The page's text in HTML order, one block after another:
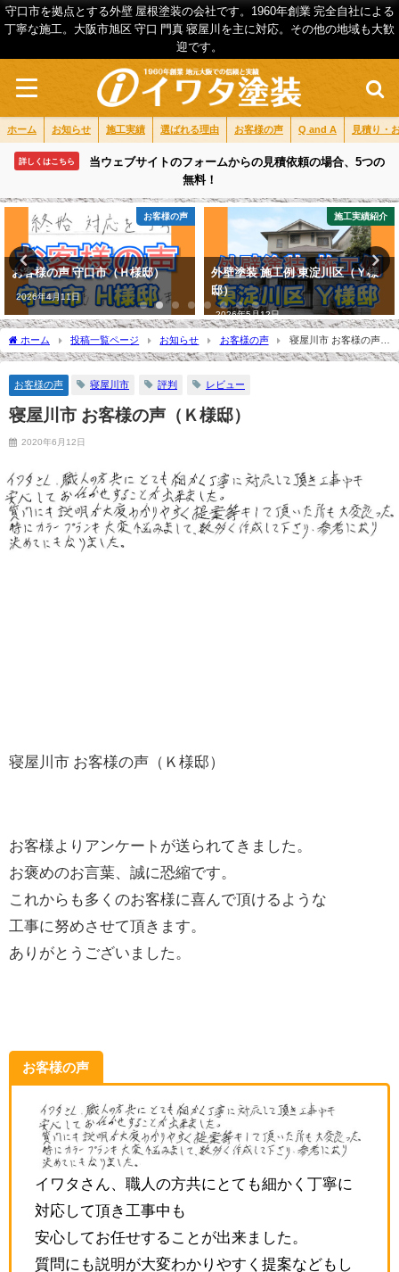
守口市を拠点とする外壁 屋根塗装の会社です。1960年創業 完全自社による
丁寧な施工。大阪市旭区 守口 門真 寝屋川を主に対応。その他の地域も大歓
迎です。
ホーム お知らせ 施工実績 選ばれる理由 お客様の声 Q and A 見積り・
詳しくはこちら
当ウェブサイトのフォームからの見積依頼の場合、5つの
無料！
お客様の声
お客様の声 守口市（Ｈ様邸）
2026年4月11日
施工実績紹介
外壁塗装 施工例 東淀川区（Ｙ様
邸）
2026年5月12日
ホーム 投稿一覧ページ お知らせ お客様の声
寝屋川市 お客様の声
（Ｋ様邸）
お客様の声 寝屋川市 評判 レビュー
寝屋川市 お客様の声（Ｋ様邸）
2020年6月12日
寝屋川市 お客様の声（Ｋ様邸）
お客様よりアンケートが送られてきました。
お褒めのお言葉、誠に恐縮です。
これからも多くのお客様に喜んで頂けるような
工事に努めさせて頂きます。
ありがとうございました。
お客様の声
イワタさん、職人の方共にとても細かく丁寧に
対応して頂き工事中も
安心してお任せすることが出来ました。
質問にも説明が大変わかりやすく提案などもし